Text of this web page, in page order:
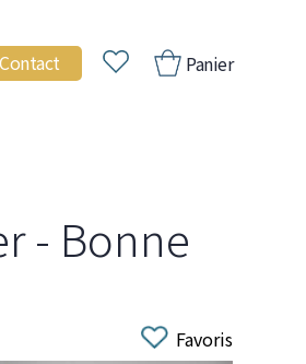
Contact Panier
- Bonne
Favoris